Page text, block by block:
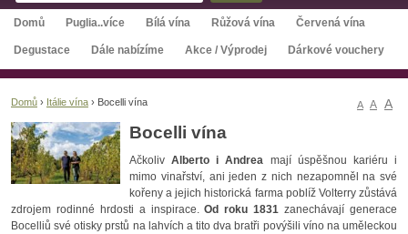
Domů Puglia..více Bílá vína Růžová vína Červená vína
Degustace Dále nabízíme Akce / Výprodej Dárkové vouchery
A A A
Domů › Itálie vína › Bocelli vína
Bocelli vína
AčkolivAlberto i Andrea mají úspěšnou kariéru i
mimo vinařství, ani jeden z nich nezapomněl na své
kořeny a jejich historická farma poblíž Volterry zůstává
zdrojem rodinné hrdosti a inspirace.Od roku 1831 zanechávají generace
Bocelliů své otisky prstů na lahvích a tito dva bratři povýšili víno na uměleckou